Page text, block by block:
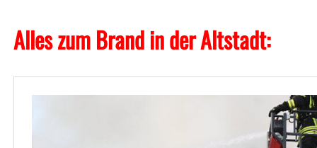
Alles zum Brand in der Altstadt: